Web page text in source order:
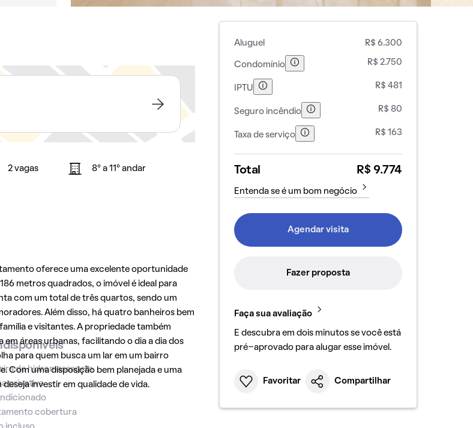
2 vagas 8° a 11° andar
oferece uma excelente oportunidade
metros quadrados, o imóvel é ideal para
com um total de três quartos, sendo um
Além disso, há quatro banheiros bem
e visitantes. A propriedade também
áreas urbanas, facilitando o dia a dia dos
para quem busca um lar em um bairro
Com uma disposição bem planejada e uma
investir em qualidade de vida.
de hidromassagem
privativa
cobertura
Aluguel R$ 6.300
Condomínio R$ 2.750
IPTU R$ 481
Seguro incêndio R$ 80
Taxa de serviço R$ 163
Total R$ 9.774
Entenda se é um bom negócio
Agendar visita
Fazer proposta
Faça sua avaliação
E descubra em dois minutos se você está
pré-aprovado para alugar esse imóvel.
Favoritar Compartilhar